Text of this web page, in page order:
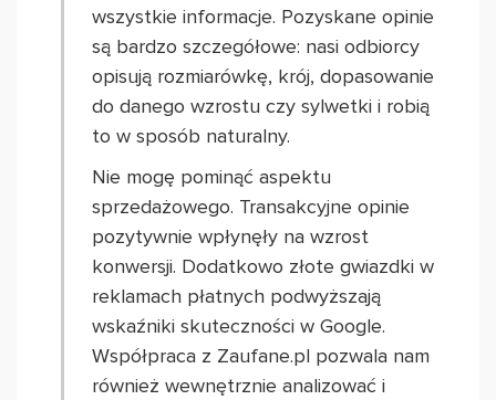
wszystkie informacje. Pozyskane opinie
są bardzo szczegółowe: nasi odbiorcy
opisują rozmiarówkę, krój, dopasowanie
do danego wzrostu czy sylwetki i robią
to w sposób naturalny.
Nie mogę pominąć aspektu
sprzedażowego. Transakcyjne opinie
pozytywnie wpłynęły na wzrost
konwersji. Dodatkowo złote gwiazdki w
reklamach płatnych podwyższają
wskaźniki skuteczności w Google.
Współpraca z Zaufane.pl pozwala nam
również wewnętrznie analizować i